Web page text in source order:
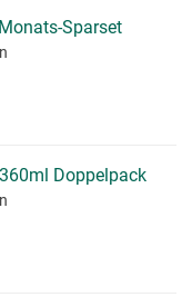
Sparset
Doppelpack